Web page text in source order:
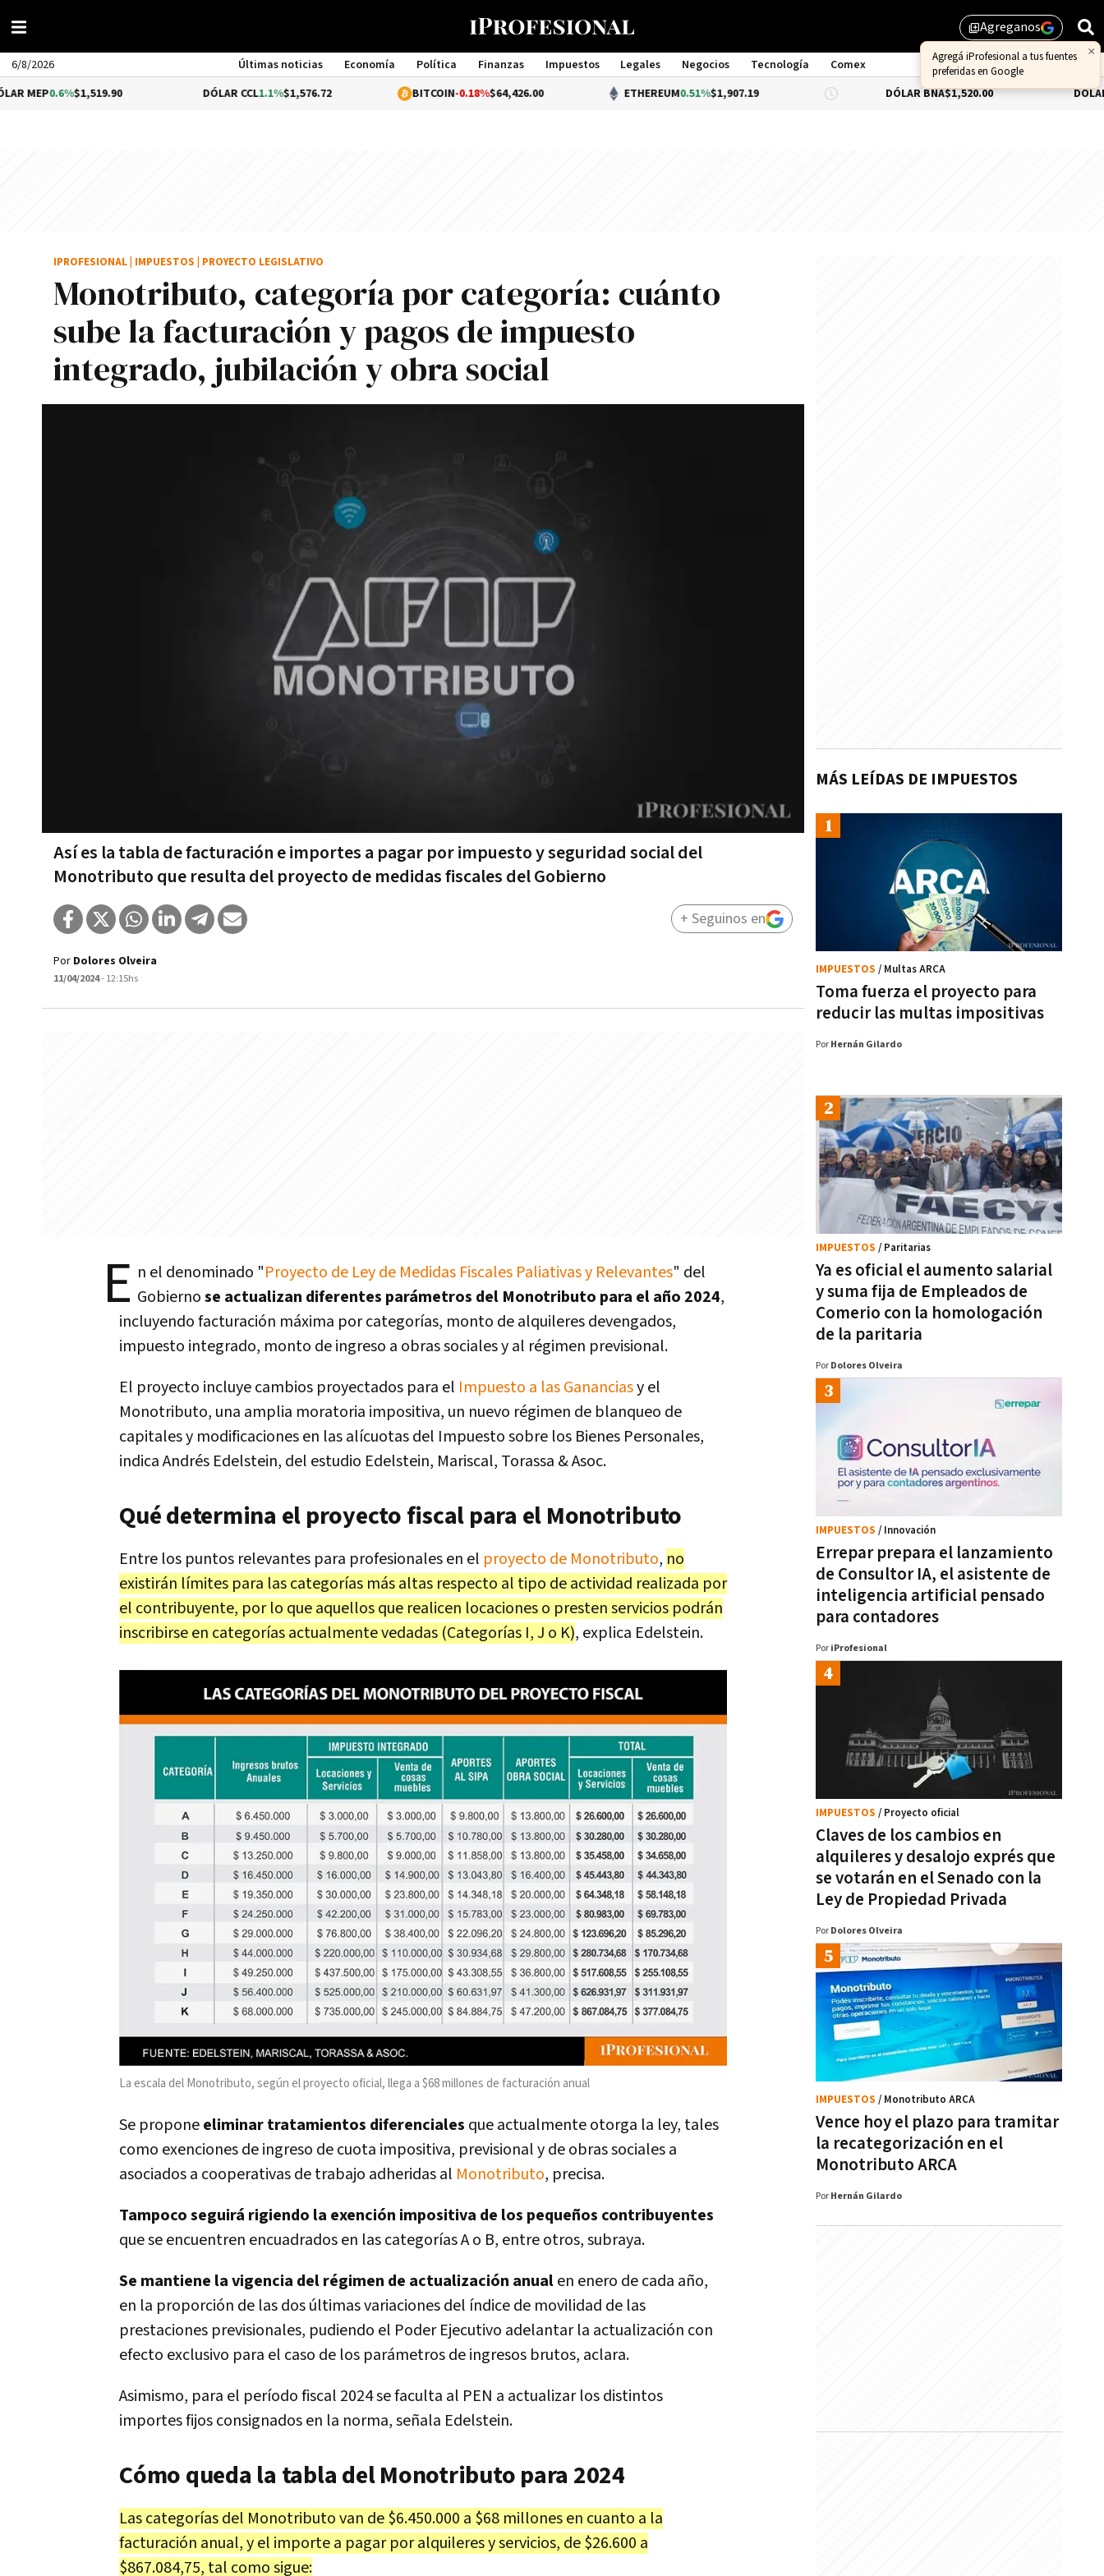
library_addAgreganos
×
Agregá iProfesional a tus fuentes
preferidas en Google
6/8/2026 Últimas noticias Economía Política Finanzas Impuestos Legales Negocios Tecnología
Comex
Management
$1,519.90 1.1%$1,576.72 -0.18%$64,426.00 ETHEREUM 0.51%$1,907.19 DÓLAR BNA $1,520.00 DÓLAR BLUE-
Monotributo, categoría por categoría: cuánto
sube la facturación y pagos de impuesto
integrado, jubilación y obra social
Así es la tabla de facturación e importes a pagar por impuesto y seguridad social del
Monotributo que resulta del proyecto de medidas fiscales del Gobierno
IPROFESIONAL IMPUESTOS PROYECTO LEGISLATIVO
Por Dolores Olveira
11/04/2024- 12:15hs
+ Seguinos en
E n el denominado "Proyecto de Ley de Medidas Fiscales Paliativas y Relevantes" del
Gobiernose actualizan diferentes parámetros del Monotributo para el año 2024,
incluyendo facturación máxima por categorías, monto de alquileres devengados,
impuesto integrado, monto de ingreso a obras sociales y al régimen previsional.
El proyecto incluye cambios proyectados para el Impuesto a las Gananciasy el
Monotributo, una amplia moratoria impositiva, un nuevo régimen de blanqueo de
capitales y modificaciones en las alícuotas del Impuesto sobre los Bienes Personales,
indica Andrés Edelstein, del estudio Edelstein, Mariscal, Torassa & Asoc.
Qué determina el proyecto fiscal para el Monotributo
Entre los puntos relevantes para profesionales en el proyecto de Monotributo, no
existirán límites para las categorías más altas respecto al tipo de actividad realizada por
el contribuyente, por lo que aquellos que realicen locaciones o presten servicios podrán
inscribirse en categorías actualmente vedadas (Categorías I, J o K), explica Edelstein.
La escala del Monotributo, según el proyecto oficial, llega a $68 millones de facturación anual
Se proponeeliminar tratamientos diferenciales que actualmente otorga la ley, tales
como exenciones de ingreso de cuota impositiva, previsional y de obras sociales a
asociados a cooperativas de trabajo adheridas al Monotributo, precisa.
Tampoco seguirá rigiendo la exención impositiva de los pequeños contribuyentes
que se encuentren encuadrados en las categorías A o B, entre otros, subraya.
Se mantiene la vigencia del régimen de actualización anualen enero de cada año,
en la proporción de las dos últimas variaciones del índice de movilidad de las
prestaciones previsionales, pudiendo el Poder Ejecutivo adelantar la actualización con
efecto exclusivo para el caso de los parámetros de ingresos brutos, aclara.
Asimismo, para el período fiscal 2024 se faculta al PEN a actualizar los distintos
importes fijos consignados en la norma, señala Edelstein.
Cómo queda la tabla del Monotributo para 2024
Las categorías del Monotributo van de $6.450.000 a $68 millones en cuanto a la
facturación anual, y el importe a pagar por alquileres y servicios, de $26.600 a
$867.084,75, tal como sigue:
MÁS LEÍDAS DE IMPUESTOS
Toma fuerza el proyecto para
reducir las multas impositivas
IMPUESTOS / Multas ARCA
Por Hernán Gilardo
Ya es oficial el aumento salarial
y suma fija de Empleados de
Comerio con la homologación
de la paritaria
IMPUESTOS / Paritarias
Por Dolores Olveira
Errepar prepara el lanzamiento
de Consultor IA, el asistente de
inteligencia artificial pensado
para contadores
IMPUESTOS / Innovación
Por iProfesional
Claves de los cambios en
alquileres y desalojo exprés que
se votarán en el Senado con la
Ley de Propiedad Privada
IMPUESTOS / Proyecto oficial
Por Dolores Olveira
Vence hoy el plazo para tramitar
la recategorización en el
Monotributo ARCA
IMPUESTOS / Monotributo ARCA
Por Hernán Gilardo